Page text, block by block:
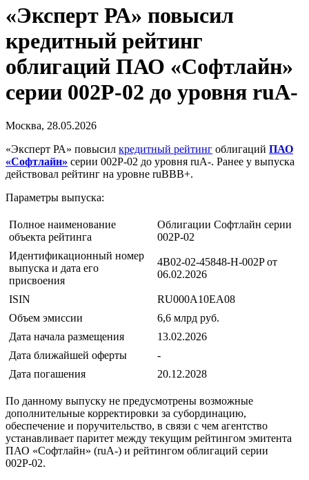
«Эксперт РА» повысил
кредитный рейтинг
облигаций ПАО «Софтлайн»
серии 002Р-02 до уровня ruA-
Москва, 28.05.2026
«Эксперт РА» повысил кредитный рейтинг облигаций ПАО
«Софтлайн» серии 002Р-02 до уровня ruA-. Ранее у выпуска
действовал рейтинг на уровне ruBBB+.
Параметры выпуска:
Полное наименование
объекта рейтинга
Облигации Софтлайн серии
002Р-02
Идентификационный номер
выпуска и дата его
присвоения
4B02-02-45848-H-002P от
06.02.2026
ISIN
RU000A10EA08
Объем эмиссии
6,6 млрд руб.
Дата начала размещения
13.02.2026
Дата ближайшей оферты
-
Дата погашения
20.12.2028
По данному выпуску не предусмотрены возможные
дополнительные корректировки за субординацию,
обеспечение и поручительство, в связи с чем агентство
устанавливает паритет между текущим рейтингом эмитента
ПАО «Софтлайн» (ruA-) и рейтингом облигаций серии
002Р-02.